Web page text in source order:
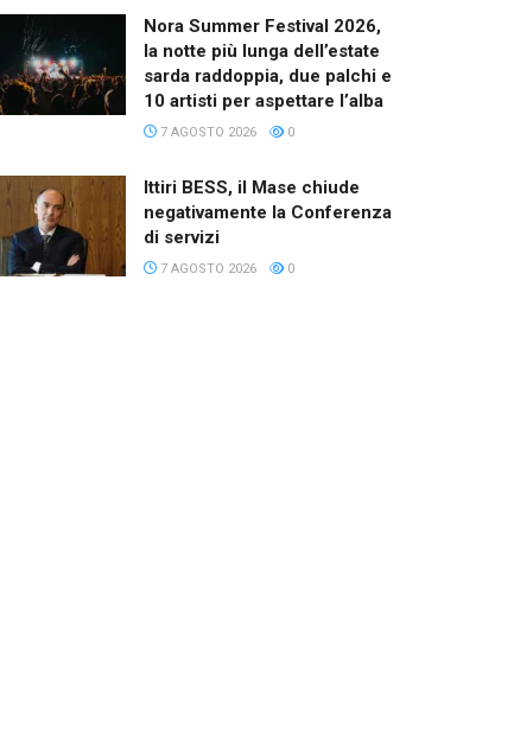
Nora Summer Festival 2026,
la notte più lunga dell’estate
sarda raddoppia, due palchi e
10 artisti per aspettare l’alba
7 AGOSTO 2026 0
Ittiri BESS, il Mase chiude
negativamente la Conferenza
di servizi
7 AGOSTO 2026 0